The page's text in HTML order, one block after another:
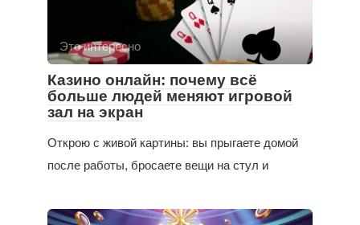
Это интересно
Казино онлайн: почему всё
больше людей меняют игровой
зал на экран
Открою с живой картины: вы прыгаете домой
после работы, бросаете вещи на стул и